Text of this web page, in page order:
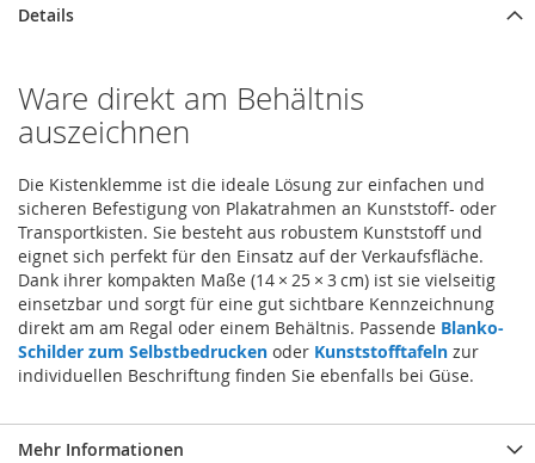
Details
Ware direkt am Behältnis
auszeichnen
Die Kistenklemme ist die ideale Lösung zur einfachen und
sicheren Befestigung von Plakatrahmen an Kunststoff- oder
Transportkisten. Sie besteht aus robustem Kunststoff und
eignet sich perfekt für den Einsatz auf der Verkaufsfläche.
Dank ihrer kompakten Maße (14 × 25 × 3 cm) ist sie vielseitig
einsetzbar und sorgt für eine gut sichtbare Kennzeichnung
direkt am am Regal oder einem Behältnis. Passende Blanko-
Schilder zum Selbstbedrucken oder Kunststofftafeln zur
individuellen Beschriftung finden Sie ebenfalls bei Güse.
Mehr Informationen